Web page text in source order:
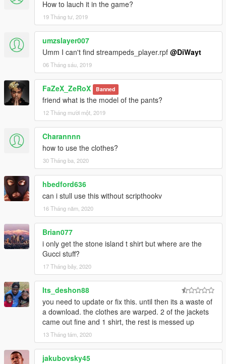
How to lauch it in the game?
19 Tháng tư, 2019
umzslayer007
Umm I can't find streampeds_player.rpf @DiWayt
06 Tháng sáu, 2019
FaZeX_ZeRoX Banned
friend what is the model of the pants?
12 Tháng mười một, 2019
Charannnn
how to use the clothes?
30 Tháng ba, 2020
hbedford636
can i stull use this without scripthookv
16 Tháng năm, 2020
Brian077
i only get the stone island t shirt but where are the
Gucci stuff?
17 Tháng bảy, 2020
Its_deshon88
you need to update or fix this. until then its a waste of
a download. the clothes are warped. 2 of the jackets
came out fine and 1 shirt, the rest is messed up
13 Tháng tám, 2020
jakubovsky45